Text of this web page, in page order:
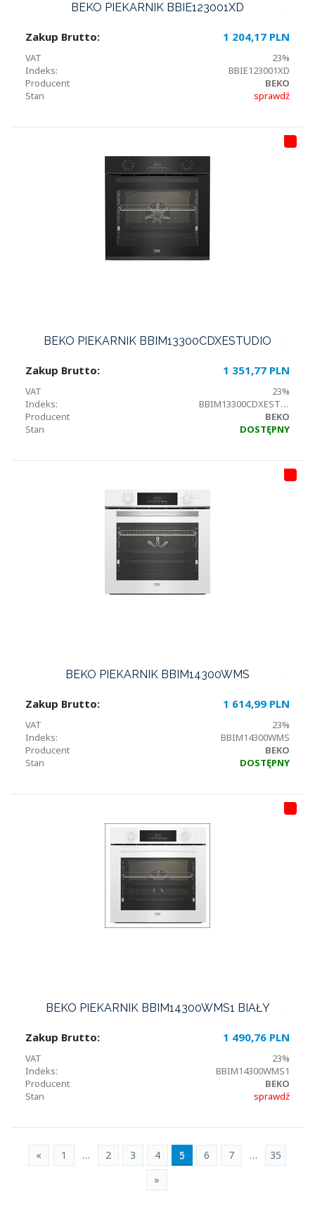
BEKO PIEKARNIK BBIE123001XD
Zakup Brutto: 1 204,17 PLN
VAT
23%
Indeks:
BBIE123001XD
Producent
BEKO
Stan
sprawdź
T
LI
BEKO PIEKARNIK BBIM13300CDXESTUDIO
Zakup Brutto: 1 351,77 PLN
VAT
23%
Indeks:
BBIM13300CDXESTUDIO
Producent
BEKO
Stan
DOSTĘPNY
BEKO PIEKARNIK BBIM14300WMS
Zakup Brutto: 1 614,99 PLN
VAT
23%
Indeks:
BBIM14300WMS
Producent
BEKO
Stan
DOSTĘPNY
BEKO PIEKARNIK BBIM14300WMS1 BIAŁY
Zakup Brutto: 1 490,76 PLN
VAT
23%
Indeks:
BBIM14300WMS1
Producent
BEKO
Stan
sprawdź
« 1 … 2 3 4 5 6 7 …
35
»